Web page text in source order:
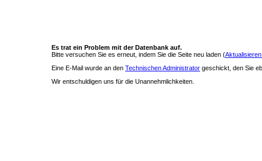
Es trat ein Problem mit der Datenbank auf.
Bitte versuchen Sie es erneut, indem Sie die Seite neu laden (
Eine E-Mail wurde an den Technischen Administrator geschickt, den Sie
Wir entschuldigen uns für die Unannehmlichkeiten.